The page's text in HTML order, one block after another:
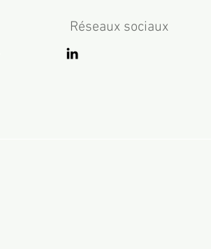
Réseaux sociaux